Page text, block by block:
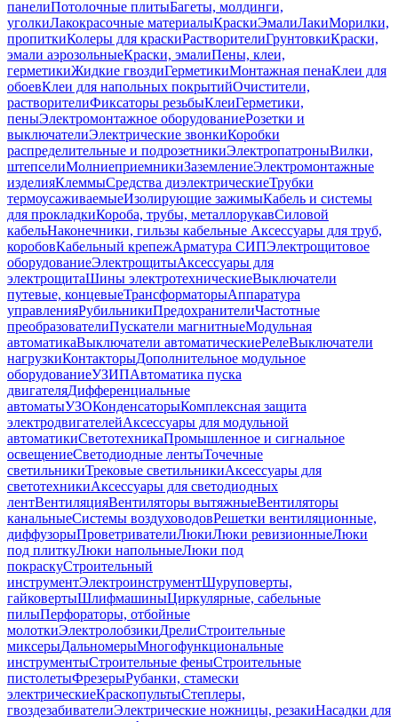
панелиПотолочные плитыБагеты, молдинги,
уголкиЛакокрасочные материалыКраскиЭмалиЛакиМорилки,
пропиткиКолеры для краскиРастворителиГрунтовкиКраски,
эмали аэрозольныеКраски, эмалиПены, клеи,
герметикиЖидкие гвоздиГерметикиМонтажная пенаКлеи для
обоевКлеи для напольных покрытийОчистители,
растворителиФиксаторы резьбыКлеиГерметики,
пеныЭлектромонтажное оборудованиеРозетки и
выключателиЭлектрические звонкиКоробки
распределительные и подрозетникиЭлектропатроныВилки,
штепселиМолниеприемникиЗаземлениеЭлектромонтажные
изделияКлеммыСредства диэлектрическиеТрубки
термоусаживаемыеИзолирующие зажимыКабель и системы
для прокладкиКороба, трубы, металлорукавСиловой
кабельНаконечники, гильзы кабельные Аксессуары для труб,
коробовКабельный крепежАрматура СИПЭлектрощитовое
оборудованиеЭлектрощитыАксессуары для
электрощитаШины электротехническиеВыключатели
путевые, концевыеТрансформаторыАппаратура
управленияРубильникиПредохранителиЧастотные
преобразователиПускатели магнитныеМодульная
автоматикаВыключатели автоматическиеРелеВыключатели
нагрузкиКонтакторыДополнительное модульное
оборудованиеУЗИПАвтоматика пуска
двигателяДифференциальные
автоматыУЗОКонденсаторыКомплексная защита
электродвигателейАксессуары для модульной
автоматикиСветотехникаПромышленное и сигнальное
освещениеСветодиодные лентыТочечные
светильникиТрековые светильникиАксессуары для
светотехникиАксессуары для светодиодных
лентВентиляцияВентиляторы вытяжныеВентиляторы
канальныеСистемы воздуховодовРешетки вентиляционные,
диффузорыПроветривателиЛюкиЛюки ревизионныеЛюки
под плиткуЛюки напольныеЛюки под
покраскуСтроительный
инструментЭлектроинструментШуруповерты,
гайковертыШлифмашиныЦиркулярные, сабельные
пилыПерфораторы, отбойные
молоткиЭлектролобзикиДрелиСтроительные
миксерыДальномерыМногофункциональные
инструментыСтроительные феныСтроительные
пистолетыФрезерыРубанки, стамески
электрическиеКраскопультыСтеплеры,
гвоздезабивателиЭлектрические ножницы, резакиНасадки для